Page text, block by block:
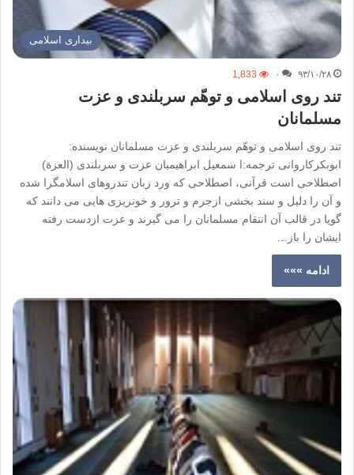
بیداری اسلامی
۹۳/۱۰/۲۸ ۰ 1,833
تند روی اسلامی و توهّم سربلندی و عزت
مسلمانان
تند روی اسلامی و توهّم سربلندی و عزت مسلمانان نویسنده:
ابوبکرکاروانی ترجمه:ا سمعیل ابراهیمیان عزت و سربلندی (العزة)
اصطلاحی است قرآنی، اصطلاحی که ورد زبان تندروهای اسلامگرا شده
و آن را دلیل و سند بخشی ازجرم و ترور و خونریزی هایی می دانند که
گویا در قالب آن انتقام مسلمانان را می گیرند و عزت ازدست رفته
ایشان را باز…
ادامه »»»